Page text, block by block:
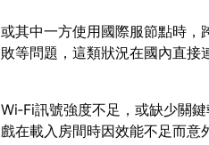
其中一方使用國際服節點時，
等問題，這類狀況在國內直接
訊號強度不足，或缺少關
在載入房間時因效能不足而意